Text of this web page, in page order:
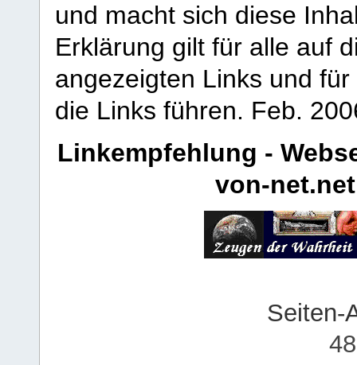
und macht sich diese
Erklärung gilt für alle auf
angezeigten Links und
die Links führen. Feb.
Linkempfehlung -
von-net.net
Seiten-